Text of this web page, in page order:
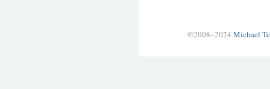
©2008–2024 Michael